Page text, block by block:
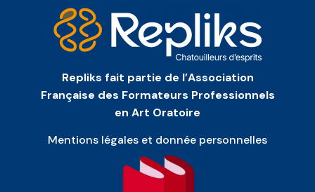
Repliks fait partie de l’Association
Française des Formateurs Professionnels
en Art Oratoire
Mentions légales et donnée personnelles